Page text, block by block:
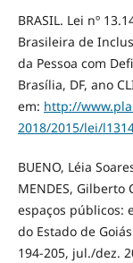
BRASIL. Lei nº
Brasileira de
da Pessoa com
Brasília, DF, ano
em: http://
2018/2015/lei/
BUENO, Léia
MENDES,
espaços públicos:
do Estado de
194-205, jul./dez.